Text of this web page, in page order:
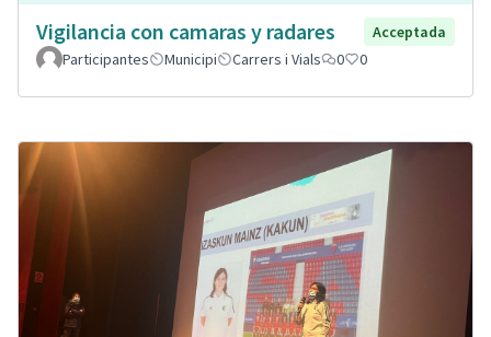
Vigilancia con camaras y radares
Acceptada
Participantes
Municipi Carrers i Vials 0 0